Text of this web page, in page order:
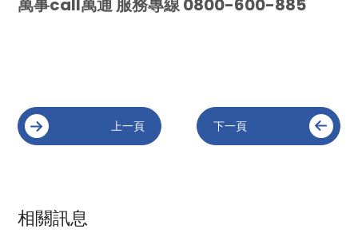
萬事call萬通 服務專線 0800-600-885
上一頁 下一頁
相關訊息